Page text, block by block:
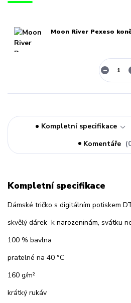
Moon River Pexeso
Kompletní specifikace
Komentáře
Kompletní specifikace
Dámské tričko s digitálním potiskem
skvělý dárek k narozeninám, svátku
100 % bavlna
pratelné na 40 °C
160 g/m²
krátký rukáv